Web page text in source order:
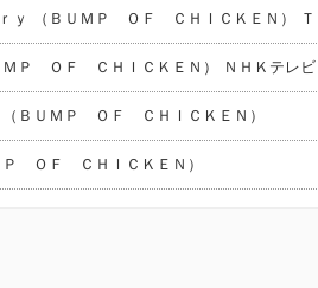
ｙ （ＢＵＭＰ ＯＦ ＣＨＩＣＫＥＮ）
ＭＰ ＯＦ ＣＨＩＣＫＥＮ） ＮＨＫテレビ
（ＢＵＭＰ ＯＦ ＣＨＩＣＫＥＮ）
Ｐ ＯＦ ＣＨＩＣＫＥＮ）